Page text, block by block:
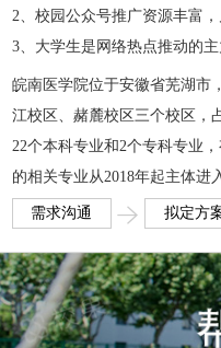
2、校园公众号推广资源丰富
3、大学生是网络热点推动的
皖南医学院位于安徽省芜湖市
江校区、赭麓校区三个校区，
22个本科专业和2个专科专业
的相关专业从2018年起主体进
需求沟通 拟定方